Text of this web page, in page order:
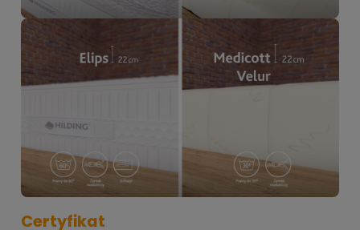
Certyfikat